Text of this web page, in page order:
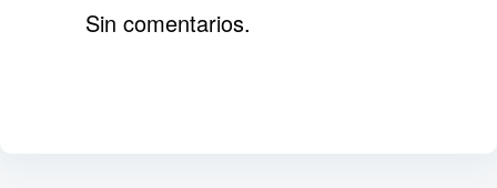
comienzan a fallar, Jeremy tiene que decidir
Sin comentarios.